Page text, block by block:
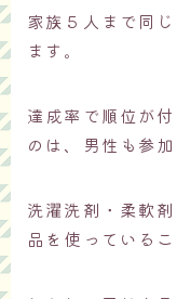
家族５人まで同
ます。
達成率で順位が
のは、男性も参
洗濯洗剤・柔軟
品を使っている